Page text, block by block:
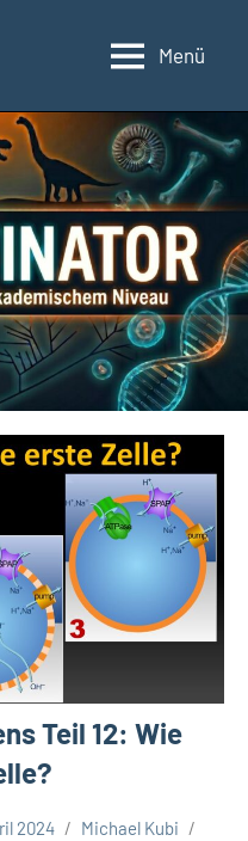
Menü
Teil 12: Wie
2024 Michael Kubi